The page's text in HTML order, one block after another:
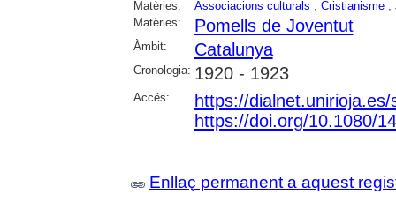
Matèries: Associacions culturals ; Cristianisme;
Matèries:
Pomells de Joventut
Àmbit: Catalunya
Cronologia: 1920 - 1923
Accés:
https://
https://doi.org/10.1080/
Enllaç permanent a aquest